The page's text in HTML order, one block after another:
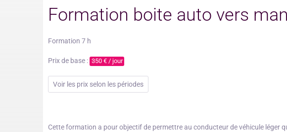
Formation boite auto vers
Formation 7 h
Prix de base : 350 € / jour
Voir les prix selon les périodes
Cette formation a pour objectif de permettre au conducteur de véhicule léger